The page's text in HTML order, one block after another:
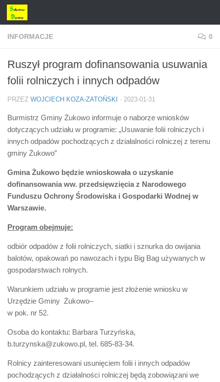
Przejdź do treści
INFORMACJE 0
Ruszył program dofinansowania usuwania
folii rolniczych i innych odpadów
PRZEZ WOJCIECH KOZA-ZATOŃSKI · 2023-01-31
Burmistrz Gminy Żukowo informuje o naborze wniosków
dotyczących udziału w programie: „Usuwanie folii rolniczych i
innych odpadów pochodzących z działalności rolniczej z terenu
gminy Żukowo”
Gmina Żukowo będzie wnioskowała o uzyskanie
dofinansowania ww. przedsięwzięcia z Narodowego
Funduszu Ochrony Środowiska i Gospodarki Wodnej w
Warszawie.
Program obejmuje:
odbiór odpadów z folii rolniczych, siatki i sznurka do owijania
balotów, opakowań po nawozach i typu Big Bag używanych w
gospodarstwach rolnych.
Warunkiem udziału w programie jest złożenie wniosku w
Urzędzie Gminy Żukowo–
w pok. nr 52.
Osoba do kontaktu: Barbara Turzyńska,
b.turzynska@zukowo.pl, tel. 685-83-34.
Rolnicy zainteresowani usunięciem folii i innych odpadów
pochodzących z działalności rolniczej będą zobowiązani we